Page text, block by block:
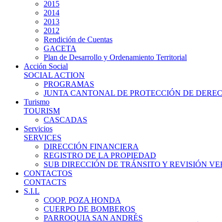
2015
2014
2013
2012
Rendición de Cuentas
GACETA
Plan de Desarrollo y Ordenamiento Territorial
Acción Social
SOCIAL ACTION
PROGRAMAS
JUNTA CANTONAL DE PROTECCIÓN DE
Turismo
TOURISM
CASCADAS
Servicios
SERVICES
DIRECCIÓN FINANCIERA
REGISTRO DE LA PROPIEDAD
SUB DIRECCIÓN DE TRÁNSITO Y REVISIÓN
CONTACTOS
CONTACTS
S.I.L
COOP. POZA HONDA
CUERPO DE BOMBEROS
PARROQUIA SAN ANDRÉS